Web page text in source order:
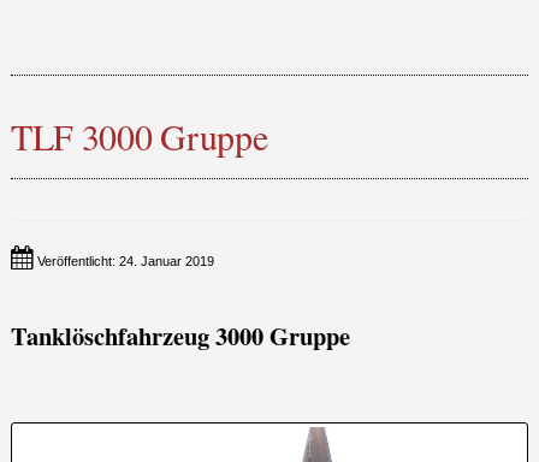
TLF 3000 Gruppe
Veröffentlicht: 24. Januar 2019
Tanklöschfahrzeug 3000 Gruppe